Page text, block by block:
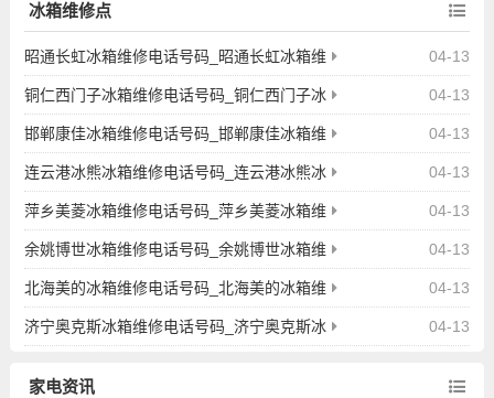
冰箱维修点
04-13
昭通长虹冰箱维修电话号码_昭通长虹冰箱维
修点地址查询 04-13
铜仁西门子冰箱维修电话号码_铜仁西门子冰
箱维修点地址查询 04-13
邯郸康佳冰箱维修电话号码_邯郸康佳冰箱维
修点地址查询 04-13
连云港冰熊冰箱维修电话号码_连云港冰熊冰
箱维修点地址查询 04-13
萍乡美菱冰箱维修电话号码_萍乡美菱冰箱维
修点地址查询 04-13
余姚博世冰箱维修电话号码_余姚博世冰箱维
修点地址查询 04-13
北海美的冰箱维修电话号码_北海美的冰箱维
修点地址查询 04-13
济宁奥克斯冰箱维修电话号码_济宁奥克斯冰
家电资讯